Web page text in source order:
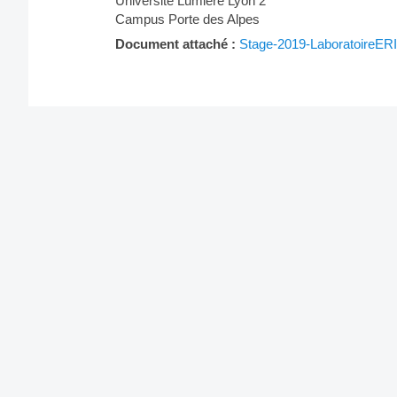
Campus Porte des Alpes
Document attaché : Stage-2019-